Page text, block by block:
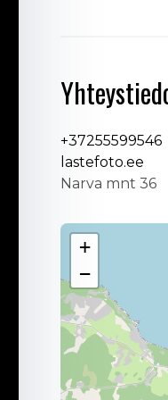
+37255599546
lastefoto.ee
Narva mnt 36
+
−